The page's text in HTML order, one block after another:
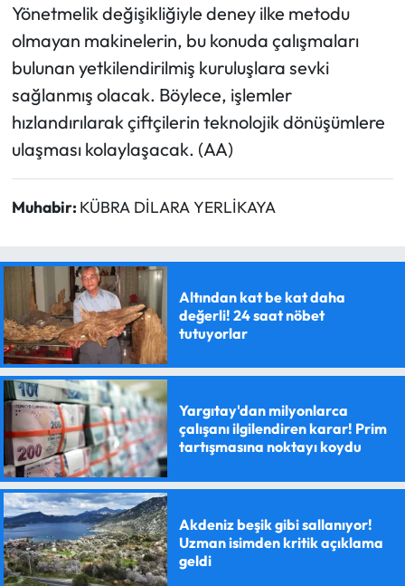
Yönetmelik değişikliğiyle deney ilke metodu
olmayan makinelerin, bu konuda çalışmaları
bulunan yetkilendirilmiş kuruluşlara sevki
sağlanmış olacak. Böylece, işlemler
hızlandırılarak çiftçilerin teknolojik dönüşümlere
ulaşması kolaylaşacak. (AA)
Muhabir: KÜBRA DİLARA YERLİKAYA
Altından kat be kat daha
değerli! 24 saat nöbet
tutuyorlar
Yargıtay'dan milyonlarca
çalışanı ilgilendiren karar! Prim
tartışmasına noktayı koydu
Akdeniz beşik gibi sallanıyor!
Uzman isimden kritik açıklama
geldi